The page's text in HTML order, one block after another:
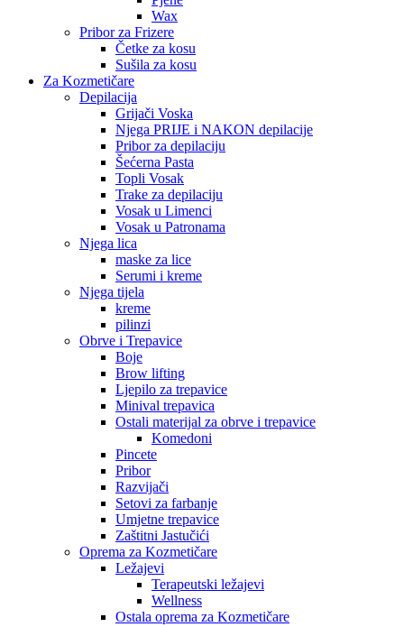
Wax
Pribor za Frizere
Četke za kosu
Sušila za kosu
Za Kozmetičare
Depilacija
Grijači Voska
Njega PRIJE i NAKON depilacije
Pribor za depilaciju
Šećerna Pasta
Topli Vosak
Trake za depilaciju
Vosak u Limenci
Vosak u Patronama
Njega lica
maske za lice
Serumi i kreme
Njega tijela
kreme
pilinzi
Obrve i Trepavice
Boje
Brow lifting
Ljepilo za trepavice
Minival trepavica
Ostali materijal za obrve i trepavice
Komedoni
Pincete
Pribor
Razvijači
Setovi za farbanje
Umjetne trepavice
Zaštitni Jastučići
Oprema za Kozmetičare
Ležajevi
Terapeutski ležajevi
Wellness
Ostala oprema za Kozmetičare